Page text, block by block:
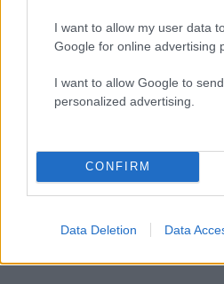
I want to allow my user data
Google for online advertising
I want to allow Google to
personalized advertising.
CONFIRM
Data Deletion Data
Η ακινητοποίηση των
συνεχείς καθυστερήσεις
εκτελούνται από τις
κάνουν κάτι, καθώς η
στην ευθύνη του ΟΣΕ.
grtimes